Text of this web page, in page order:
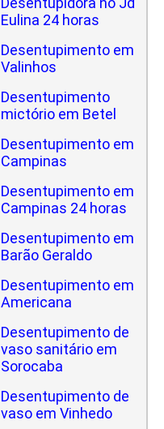
Eulina 24 horas
Desentupimento em
Valinhos
Desentupimento
mictório em Betel
Desentupimento em
Campinas
Desentupimento em
Campinas 24 horas
Desentupimento em
Barão Geraldo
Desentupimento em
Americana
Desentupimento de
vaso sanitário em
Sorocaba
Desentupimento de
vaso em Vinhedo